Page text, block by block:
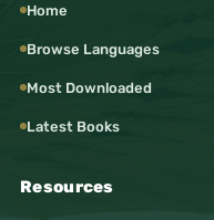
Home
Browse Languages
Most Downloaded
Latest Books
Resources